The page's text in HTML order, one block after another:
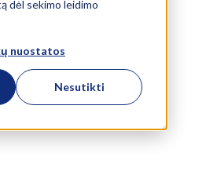
dėl sekimo leidimo
nuostatos
Nesutikti